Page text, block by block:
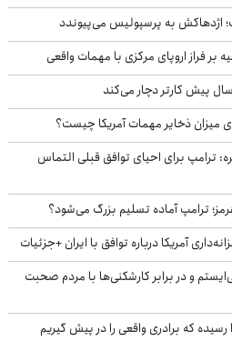
اژدهاکش به پرسپولیس می‌پیوندد
میزان ذخایر مهمات آمریکا چیست؟
ترامپ برای احیای توافق قبلی التماس
ترامپ آماده تسلیم بزرگ می‌شود؟
آمریکا درباره توافق با ایران +جزئیات
و در برابر کارشکنی‌ها با مردم صحبت
رسیده که برادری واقعی را در پیش گیریم